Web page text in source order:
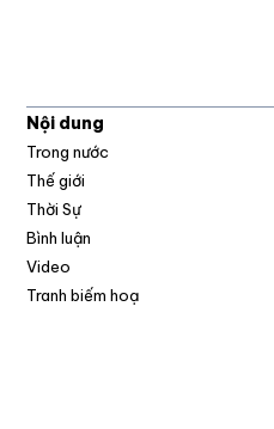
Nội dung
Trong nước
Thế giới
Thời Sự
Bình luận
Video
Tranh biếm hoạ